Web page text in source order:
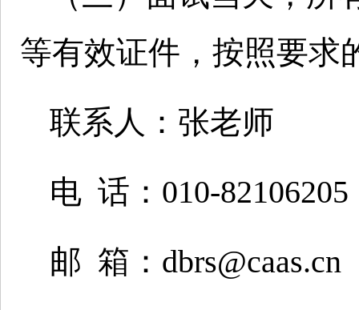
等有效证件，按照要求
联系人：张老师
电 话：010-82106205
邮 箱：dbrs@caas.cn